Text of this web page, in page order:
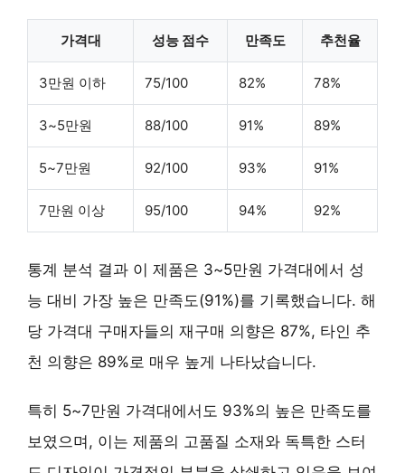
가격대 성능 점수 만족도 추천율
3만원 이하 75/100 82% 78%
3~5만원 88/100 91% 89%
5~7만원 92/100 93% 91%
7만원 이상 95/100 94% 92%
통계 분석 결과 이 제품은 3~5만원 가격대에서 성
능 대비 가장 높은 만족도(91%)를 기록했습니다. 해
당 가격대 구매자들의 재구매 의향은 87%, 타인 추
천 의향은 89%로 매우 높게 나타났습니다.
특히 5~7만원 가격대에서도 93%의 높은 만족도를
보였으며, 이는 제품의 고품질 소재와 독특한 스터